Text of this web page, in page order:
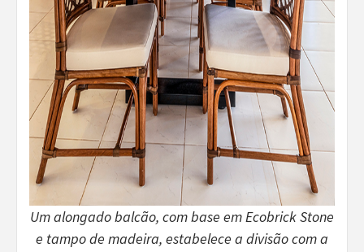
Um alongado balcão, com base em Ecobrick Stone
e tampo de madeira, estabelece a divisão com a